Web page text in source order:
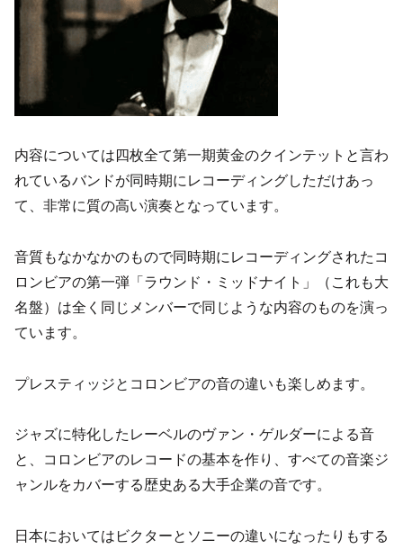
内容については四枚全て第一期黄金のクインテットと言わ
れているバンドが同時期にレコーディングしただけあっ
て、非常に質の高い演奏となっています。
音質もなかなかのもので同時期にレコーディングされたコ
ロンビアの第一弾「ラウンド・ミッドナイト」（これも大
名盤）は全く同じメンバーで同じような内容のものを演っ
ています。
プレスティッジとコロンビアの音の違いも楽しめます。
ジャズに特化したレーベルのヴァン・ゲルダーによる音
と、コロンビアのレコードの基本を作り、すべての音楽ジ
ャンルをカバーする歴史ある大手企業の音です。
日本においてはビクターとソニーの違いになったりもする